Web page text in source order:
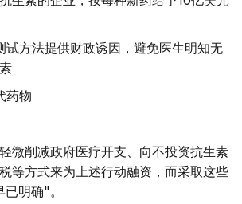
试方法提供财政诱因，避免医生明知无
药物
微削减政府医疗开支、向不投资抗生素
等方式来为上述行动融资，而采取这些
明确"。